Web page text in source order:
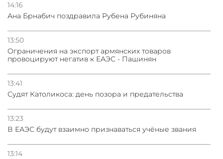
14:16
Ана Брнабич поздравила Рубена Рубиняна
13:50
Oграничения на экспорт армянских товаров
провоцируют негатив к ЕАЭС - Пашинян
13:41
Судят Католикоса: день позора и предательства
13:23
В ЕАЭС будут взаимно признаваться учёные звания
13:14